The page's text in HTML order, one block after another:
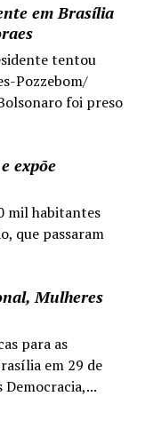
em Brasília
tentou
Pozzebom/
foi preso
expõe
mil habitantes
que passaram
Mulheres
para as
em 29 de
Democracia,...